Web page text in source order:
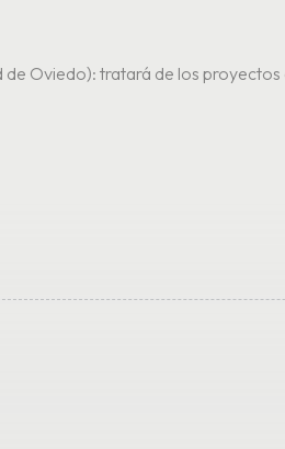
de Oviedo): tratará de los proyectos